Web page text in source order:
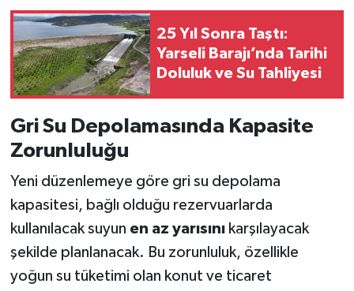
25 Yıl Sonra Taştı:
Yarseli Barajı’nda Tarihi
Doluluk ve Su Tahliyesi
Gri Su Depolamasında Kapasite
Zorunluluğu
Yeni düzenlemeye göre gri su depolama
kapasitesi, bağlı olduğu rezervuarlarda
kullanılacak suyun en az yarısınıkarşılayacak
şekilde planlanacak. Bu zorunluluk, özellikle
yoğun su tüketimi olan konut ve ticaret